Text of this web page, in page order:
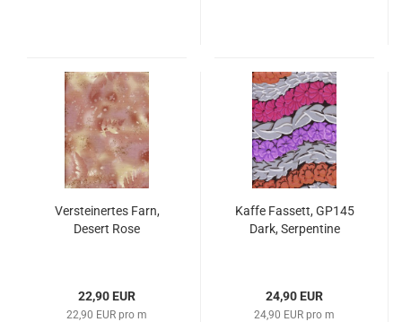
Versteinertes Farn,
Desert Rose
22,90 EUR
22,90 EUR pro m
Kaffe Fassett, GP145
Dark, Serpentine
24,90 EUR
24,90 EUR pro m